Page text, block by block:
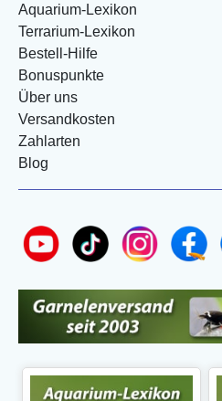
Aquarium-Lexikon
Terrarium-Lexikon
Bestell-Hilfe
Bonuspunkte
Über uns
Versandkosten
Zahlarten
Blog